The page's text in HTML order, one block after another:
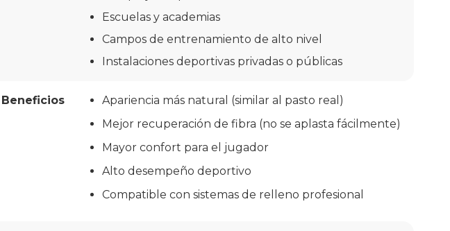
Escuelas y academias
Campos de entrenamiento de alto nivel
Instalaciones deportivas privadas o públicas
Beneficios
Apariencia más natural (similar al pasto real)
Mejor recuperación de fibra (no se aplasta fácilmente)
Mayor confort para el jugador
Alto desempeño deportivo
Compatible con sistemas de relleno profesional